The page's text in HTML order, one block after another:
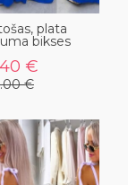
plata
bikses
€
€